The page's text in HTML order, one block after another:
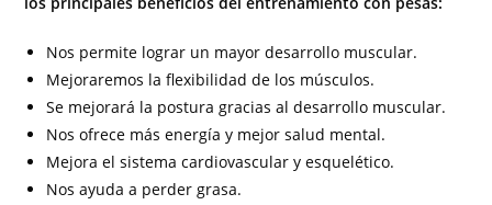
Nos permite lograr un mayor desarrollo muscular.
Mejoraremos la flexibilidad de los músculos.
Se mejorará la postura gracias al desarrollo muscular.
Nos ofrece más energía y mejor salud mental.
Mejora el sistema cardiovascular y esquelético.
Nos ayuda a perder grasa.